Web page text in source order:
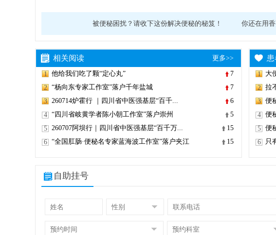
被便秘困扰？请收下这份解决便秘的秘笈！ 你还在用
相关阅读 更多>>
1 他给我们吃了颗“定心丸”
7
2
“杨向东专家工作室”落户千年盐城
7
3
260714炉霍行 ｜四川省中医强基层“百千...
6
4
“四川省岐黄学者陈小朝工作室”落户崇州
5
5
260707阿坝行｜四川省中医强基层“百千万...
15
6
“全国肛肠·便秘名专家蓝海波工作室”落户夹江 15
1 大
2
拉
3
便
4
便
5
便
6
只
自助挂号